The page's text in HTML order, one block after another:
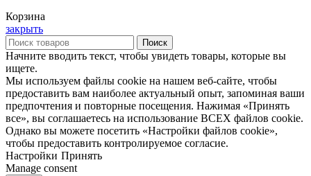
Корзина
закрыть
Поиск
Начните вводить текст, чтобы увидеть товары, которые вы
ищете.
Мы используем файлы cookie на нашем веб-сайте, чтобы
предоставить вам наиболее актуальный опыт, запоминая ваши
предпочтения и повторные посещения. Нажимая «Принять
все», вы соглашаетесь на использование ВСЕХ файлов cookie.
Однако вы можете посетить «Настройки файлов cookie»,
чтобы предоставить контролируемое согласие.
Настройки Принять
Manage consent